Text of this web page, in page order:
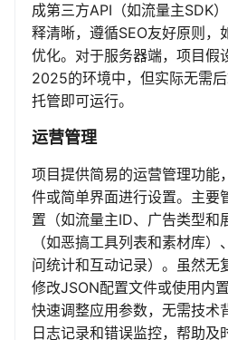
成第三方API（如流量主SDK
释清晰，遵循SEO友好原则，
优化。对于服务器端，项目假
2025的环境中，但实际无需
托管即可运行。
运营管理
项目提供简易的运营管理功能
件或简单界面进行设置。主要
置（如流量主ID、广告类型和
（如恶搞工具列表和素材库
问统计和互动记录）。虽然无
修改JSON配置文件或使用内
快速调整应用参数，无需技术
日志记录和错误监控，帮助及